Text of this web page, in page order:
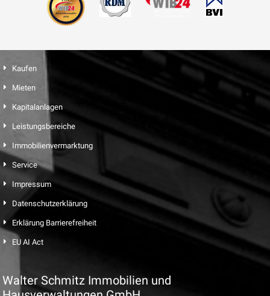
Kaufen
Mieten
Kapitalanlagen
Leistungsbereiche
Immobilienvermarktung
Service
Impressum
Datenschutzerklärung
Erklärung Barrierefreiheit
EU AI Act
Walter Schmitz Immobilien und